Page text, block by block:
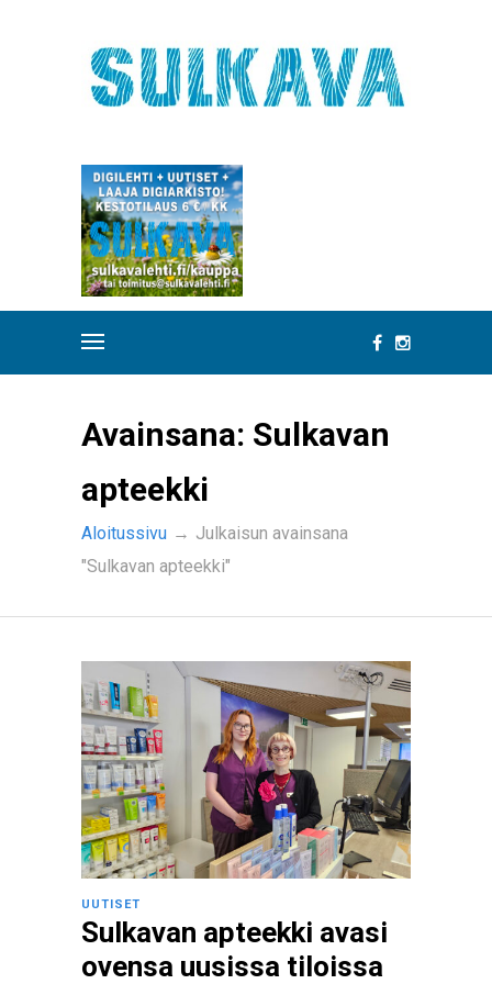
Avainsana: Sulkavan
apteekki
Aloitussivu → Julkaisun avainsana
"Sulkavan apteekki"
UUTISET
Sulkavan apteekki avasi
ovensa uusissa tiloissa